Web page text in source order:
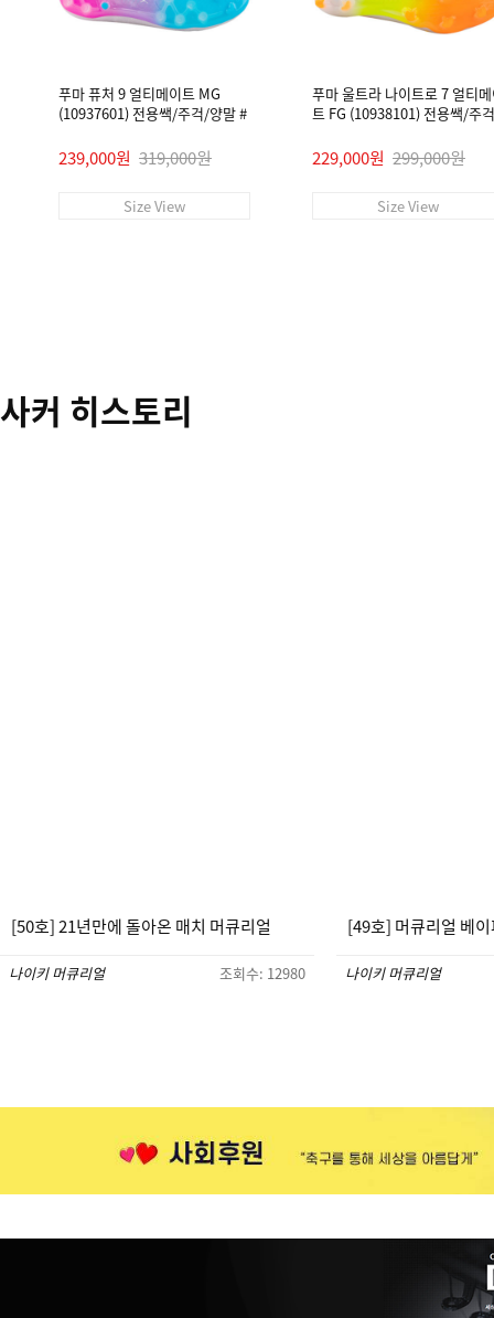
푸마 퓨처 9 얼티메이트 MG
(10937601) 전용쌕/주걱/양말 #
239,000원 319,000원
Size View
푸마 울트라 나이트로 7 얼티
트 FG (10938101) 전용쌕/주
229,000원 299,000원
Size View
사커 히스토리
[50호] 21년만에 돌아온 매치 머큐리얼
나이키 머큐리얼 조회수: 12980
[49호] 머큐리얼 베
나이키 머큐리얼